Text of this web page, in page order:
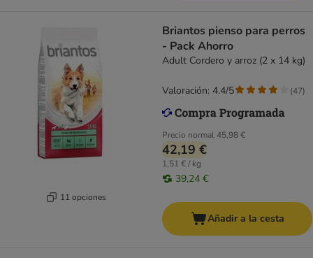
11 opciones
Briantos pienso para perros
- Pack Ahorro
Adult Cordero y arroz (2 x 14 kg)
Precio normal45,98 €
42,19 €
1,51 € / kg
39,24 €
Valoración: 4.4/5 (47)
Añadir a la cesta